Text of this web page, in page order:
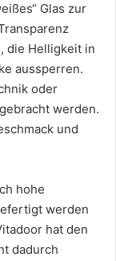
Glas zur
die Helligkeit in
aussperren.
oder
werden.
und
hohe
werden
hat den
dadurch